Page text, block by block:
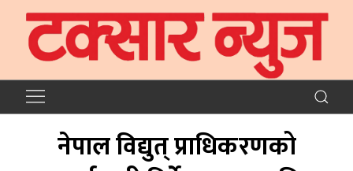
नेपाल विद्युत् प्राधिकरणको